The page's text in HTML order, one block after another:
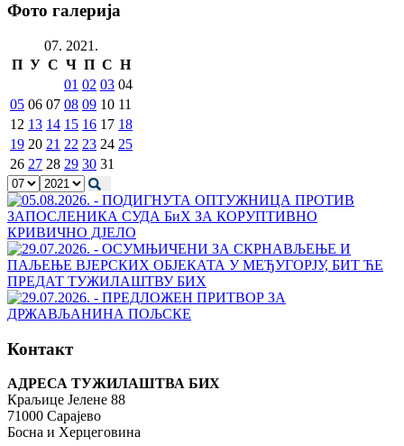
Фото галерија
07. 2021.
П У С Ч П С Н
01 02 03 04
05 06 07 08 09 10 11
12 13 14 15 16 17 18
19 20 21 22 23 24 25
26 27 28 29 30 31
Контакт
АДРЕСА ТУЖИЛАШТВА БИХ
Краљице Јелене 88
71000 Сарајево
Босна и Херцеговина